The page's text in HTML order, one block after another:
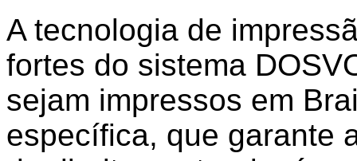
A tecnologia de
fortes do sistema
sejam impressos em
específica, que garante